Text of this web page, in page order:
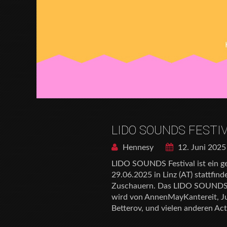
LIDO SOUNDS
Hennesy
12. Juni 2025
LIDO SOUNDS Festival ist ein
29.06.2025 in Linz (AT)
Zuschauern. Das LIDO
wird von AnnenMayKantereit,
Betterov, und vielen anderen